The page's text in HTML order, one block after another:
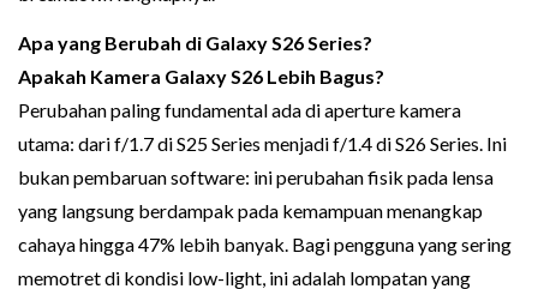
Apa yang Berubah di Galaxy S26 Series?
Apakah Kamera Galaxy S26 Lebih Bagus?
Perubahan paling fundamental ada di aperture kamera
utama: dari f/1.7 di S25 Series menjadi f/1.4 di S26 Series. Ini
bukan pembaruan software: ini perubahan fisik pada lensa
yang langsung berdampak pada kemampuan menangkap
cahaya hingga 47% lebih banyak. Bagi pengguna yang sering
memotret di kondisi low-light, ini adalah lompatan yang